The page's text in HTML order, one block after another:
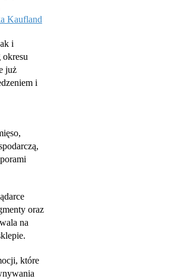
Kaufland
i
okresu
już
i
oraz
na
które